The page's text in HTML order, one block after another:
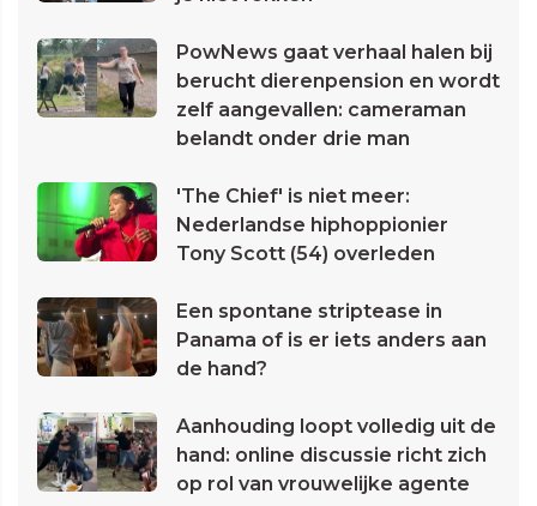
PowNews gaat verhaal halen bij
berucht dierenpension en wordt
zelf aangevallen: cameraman
belandt onder drie man
'The Chief' is niet meer:
Nederlandse hiphoppionier
Tony Scott (54) overleden
Een spontane striptease in
Panama of is er iets anders aan
de hand?
Aanhouding loopt volledig uit de
hand: online discussie richt zich
op rol van vrouwelijke agente